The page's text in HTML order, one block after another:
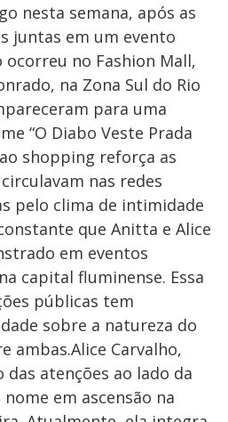
nesta semana, após as
juntas em um evento
ocorreu no Fashion Mall,
na Zona Sul do Rio
para uma
“O Diabo Veste Prada
shopping reforça as
nas redes
pelo clima de intimidade
que Anitta e Alice
em eventos
capital fluminense. Essa
públicas tem
sobre a natureza do
ambas.Alice Carvalho,
atenções ao lado da
em ascensão na